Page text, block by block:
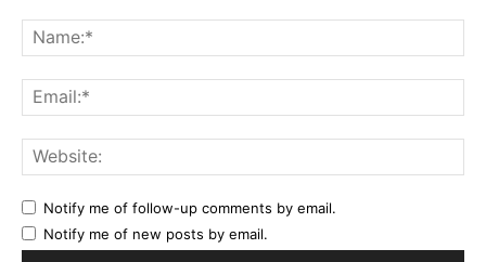
Notify me of follow-up comments by email.
Notify me of new posts by email.